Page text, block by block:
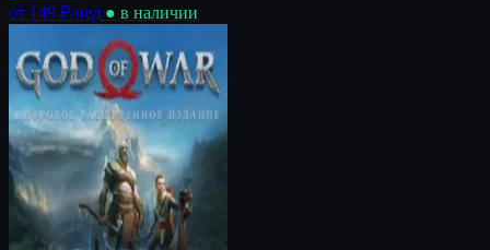
от 149 ₽/нед ● в наличии